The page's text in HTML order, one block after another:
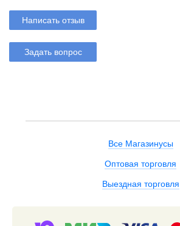
Написать отзыв
Задать вопрос
Все Магазинусы
Оптовая торговля
Выездная торговля